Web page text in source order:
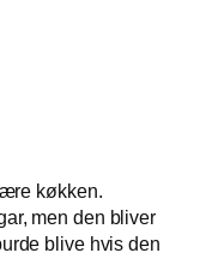
køkken.
men den bliver
blive hvis den